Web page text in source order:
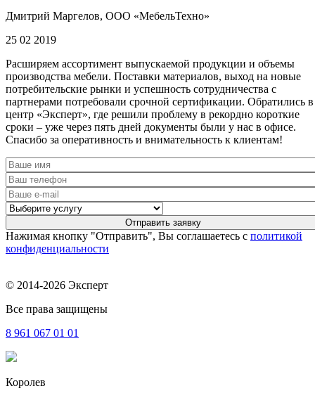
Дмитрий Маргелов, ООО «МебельТехно»
25 02 2019
Расширяем ассортимент выпускаемой продукции и объемы
производства мебели. Поставки материалов, выход на новые
потребительские рынки и успешность сотрудничества с
партнерами потребовали срочной сертификации. Обратились в
центр «Эксперт», где решили проблему в рекордно короткие
сроки – уже через пять дней документы были у нас в офисе.
Спасибо за оперативность и внимательность к клиентам!
Нажимая кнопку "Отправить", Вы соглашаетесь с политикой
конфиденциальности
© 2014-2026 Эксперт
Все права защищены
8 961 067 01 01
Королев